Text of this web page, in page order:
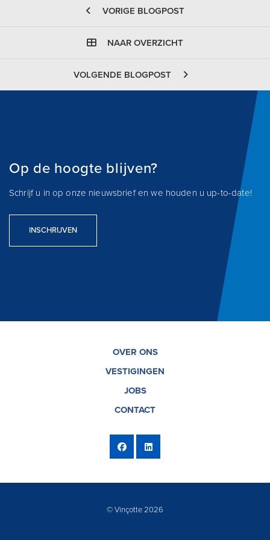
VORIGE BLOGPOST
NAAR OVERZICHT
VOLGENDE BLOGPOST
Op de hoogte blijven?
Schrijf u in op onze nieuwsbrief en we houden u up-to-date!
INSCHRIJVEN
OVER ONS
VESTIGINGEN
JOBS
CONTACT
© Vinçotte 2026